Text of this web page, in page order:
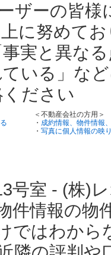
ザーの皆
に努めて
実と異な
いる」な
ださい
＜不動産会社の方用＞
・ 成約情報、物件情報
・ 写真に個人情報の映
号室 - (株)
件情報の物
ではわか